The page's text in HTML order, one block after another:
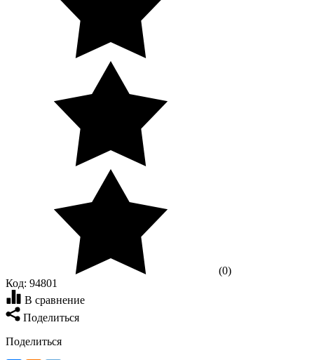
(0)
Код: 94801
В сравнение
Поделиться
Поделиться